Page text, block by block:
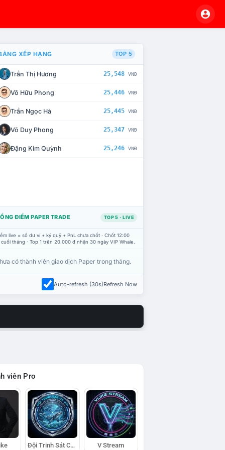
CHẾ TÀI XỬ LÝ VI PHẠM
XẾP HẠNG TOP 5
Trần Thị Hương 25,548 VNĐ
Võ Hữu Phong 25,446 VNĐ
Trần Ngọc Hà 25,445 VNĐ
Võ Duy Phong 25,347 VNĐ
Đặng Kim Quỳnh 25,246 VNĐ
ĐIỂM PAPER TRADE TOP 5 · LIVE
live = số dư ví + ký quỹ + PnL chưa chốt · Chốt 12:00
tháng · Top 1 trên 20.000 đ nhận 30 ngày VIP Whale.
có thành viên giao dịch Paper trong tháng.
Auto-refresh (30s)Refresh Now
viên Pro
Đội Trinh Sát Cá Voi V Stream